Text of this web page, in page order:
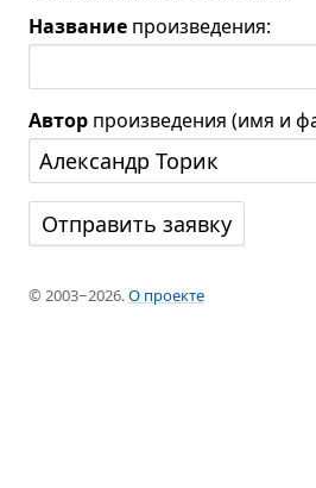
Название произведения:
Автор произведения (имя и
© 2003−2026.О проекте